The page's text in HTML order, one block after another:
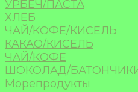
УРБЕЧ/ПАСТА
ХЛЕБ
ЧАЙ/КОФЕ/КИСЕЛЬ
КАКАО/КИСЕЛЬ
ЧАЙ/КОФЕ
ШОКОЛАД/
Морепродукты